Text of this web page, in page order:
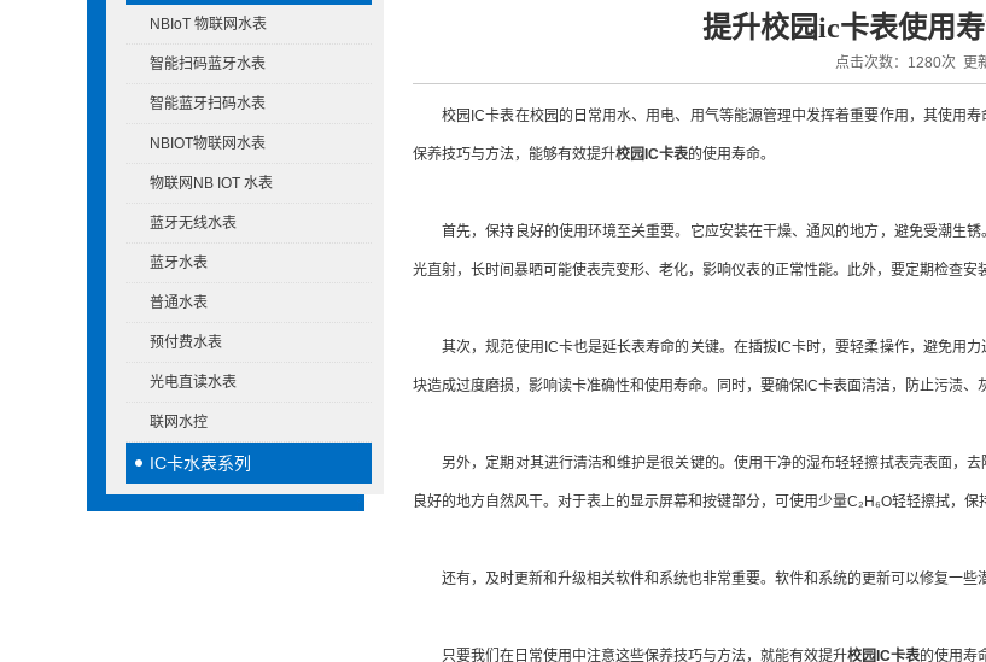
NBIoT 物联网水表
智能扫码蓝牙水表
智能蓝牙扫码水表
NBIOT物联网水表
物联网NB IOT 水表
蓝牙无线水表
蓝牙水表
普通水表
预付费水表
光电直读水表
联网水控
IC卡水表系列
提升校园ic卡表使用
点击次数：1280次 更
校园IC卡表在校园的日常用水、用电、用气等能源管理中发挥着重要作用，其使用
保养技巧与方法，能够有效提升校园IC卡表的使用寿命。
首先，保持良好的使用环境至关重要。它应安装在干燥、通风的地方，避免受潮生锈
光直射，长时间暴晒可能使表壳变形、老化，影响仪表的正常性能。此外，要定期检查安
其次，规范使用IC卡也是延长表寿命的关键。在插拔IC卡时，要轻柔操作，避免用
块造成过度磨损，影响读卡准确性和使用寿命。同时，要确保IC卡表面清洁，防止污渍、
另外，定期对其进行清洁和维护是很关键的。使用干净的湿布轻轻擦拭表壳表面，
良好的地方自然风干。对于表上的显示屏幕和按键部分，可使用少量C₂H₆O轻轻擦拭，保
还有，及时更新和升级相关软件和系统也非常重要。软件和系统的更新可以修复一些
只要我们在日常使用中注意这些保养技巧与方法，就能有效提升校园IC卡表的使用寿